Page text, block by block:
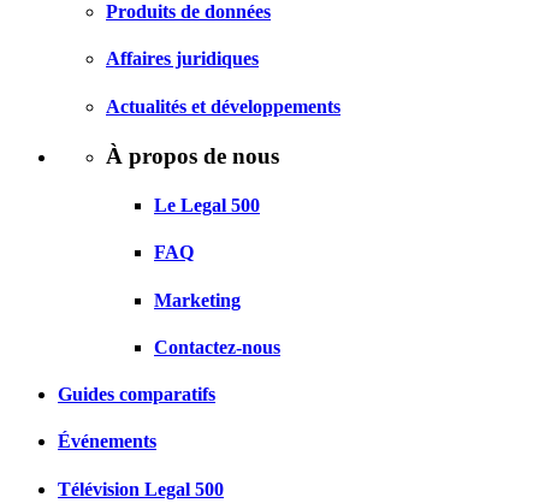
Produits de données
Affaires juridiques
Actualités et développements
À propos de nous
Le Legal 500
FAQ
Marketing
Contactez-nous
Guides comparatifs
Événements
Télévision Legal 500